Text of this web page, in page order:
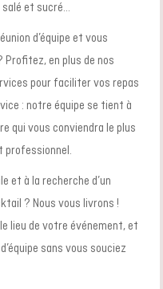
salé et sucré…
d’équipe et vous
Profitez, en plus de nos
pour faciliter vos repas
: notre équipe se tient à
qui vous conviendra le plus
professionnel.
et à la recherche d’un
? Nous vous livrons !
lieu de votre événement, et
sans vous souciez